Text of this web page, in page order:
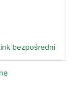
bezpośredni